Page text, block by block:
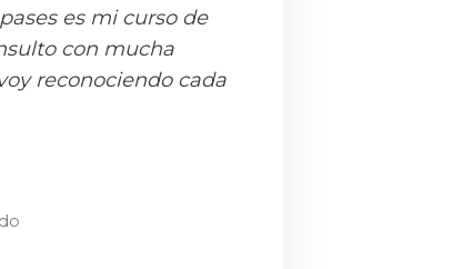
es mi curso de
con mucha
reconociendo cada